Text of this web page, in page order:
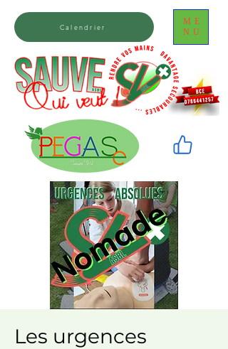
ME
NU
Calendrier
Les urgences